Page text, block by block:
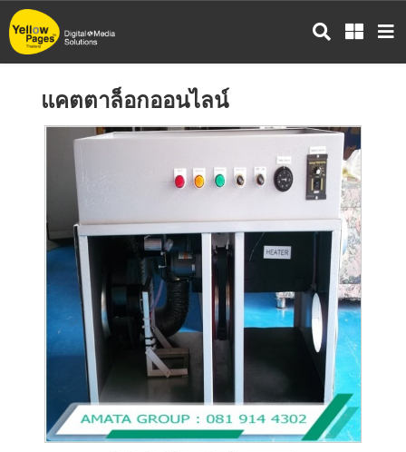
ข้าม
ไป
แคตตาล็อกออนไลน์